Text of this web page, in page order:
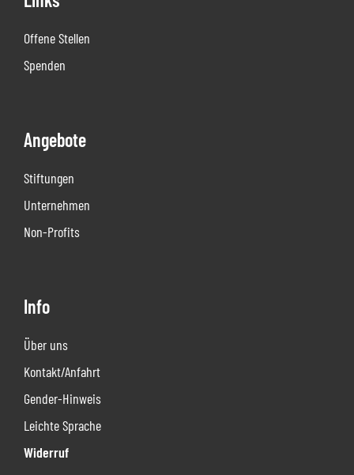
Offene Stellen
Spenden
Angebote
Stiftungen
Unternehmen
Non-Profits
Info
Über uns
Kontakt/Anfahrt
Gender-Hinweis
Leichte Sprache
Widerruf